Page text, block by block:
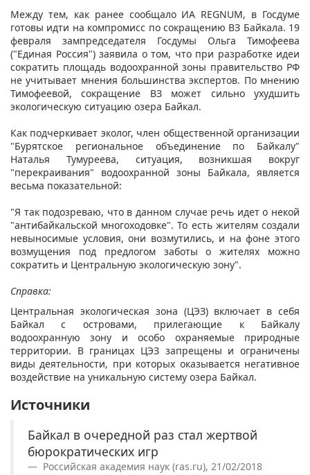
Между тем, как ранее сообщало ИА REGNUM, в Госдуме
готовы идти на компромисс по сокращению ВЗ Байкала. 19
февраля зампредседателя Госдумы Ольга Тимофеева
("Единая Россия") заявила о том, что при разработке идеи
сократить площадь водоохранной зоны правительство РФ
не учитывает мнения большинства экспертов. По мнению
Тимофеевой, сокращение ВЗ может сильно ухудшить
экологическую ситуацию озера Байкал.
Как подчеркивает эколог, член общественной организации
"Бурятское региональное объединение по Байкалу"
Наталья Тумуреева, ситуация, возникшая вокруг
"перекраивания" водоохранной зоны Байкала, является
весьма показательной:
"Я так подозреваю, что в данном случае речь идет о некой
"антибайкальской многоходовке". То есть жителям создали
невыносимые условия, они возмутились, и на фоне этого
возмущения под предлогом заботы о жителях можно
сократить и Центральную экологическую зону".
Справка:
Центральная экологическая зона (ЦЭЗ) включает в себя
Байкал с островами, прилегающие к Байкалу
водоохранную зону и особо охраняемые природные
территории. В границах ЦЭЗ запрещены и ограничены
виды деятельности, при которых оказывается негативное
воздействие на уникальную систему озера Байкал.
Источники
Байкал в очередной раз стал жертвой
бюрократических игр
Российская академия наук (ras.ru), 21/02/2018